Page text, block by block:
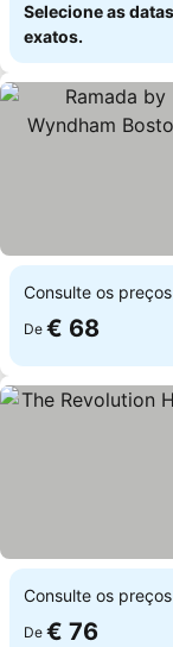
Selecione as
exatos.
Consulte os
De € 68
Consulte os
De € 76